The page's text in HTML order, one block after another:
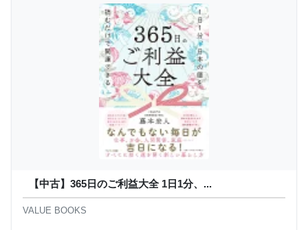
【中古】365日のご利益大全 1日1分、...
VALUE BOOKS